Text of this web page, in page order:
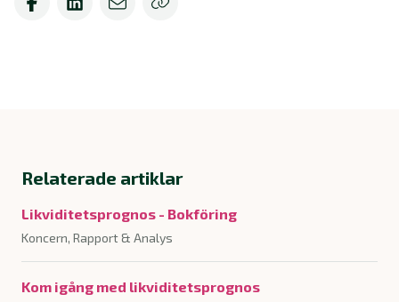
Relaterade artiklar
Likviditetsprognos - Bokföring
Koncern, Rapport & Analys
Kom igång med likviditetsprognos